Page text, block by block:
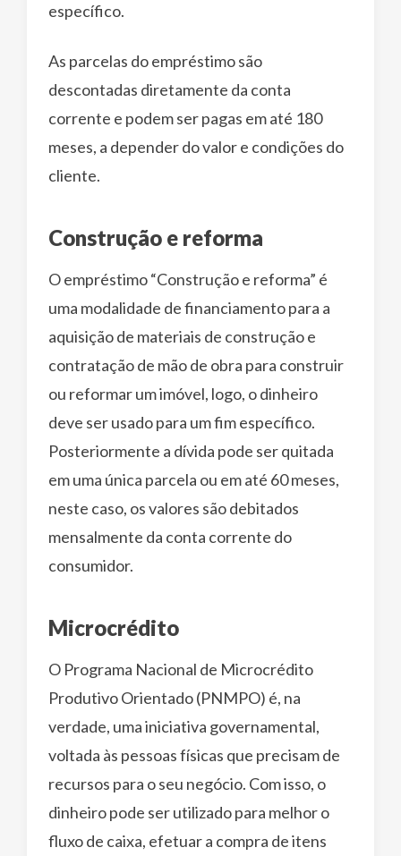
específico.
As parcelas do empréstimo são
descontadas diretamente da conta
corrente e podem ser pagas em até 180
meses, a depender do valor e condições do
cliente.
Construção e reforma
O empréstimo “Construção e reforma” é
uma modalidade de financiamento para a
aquisição de materiais de construção e
contratação de mão de obra para construir
ou reformar um imóvel, logo, o dinheiro
deve ser usado para um fim específico.
Posteriormente a dívida pode ser quitada
em uma única parcela ou em até 60 meses,
neste caso, os valores são debitados
mensalmente da conta corrente do
consumidor.
Microcrédito
O Programa Nacional de Microcrédito
Produtivo Orientado (PNMPO) é, na
verdade, uma iniciativa governamental,
voltada às pessoas físicas que precisam de
recursos para o seu negócio. Com isso, o
dinheiro pode ser utilizado para melhor o
fluxo de caixa, efetuar a compra de itens